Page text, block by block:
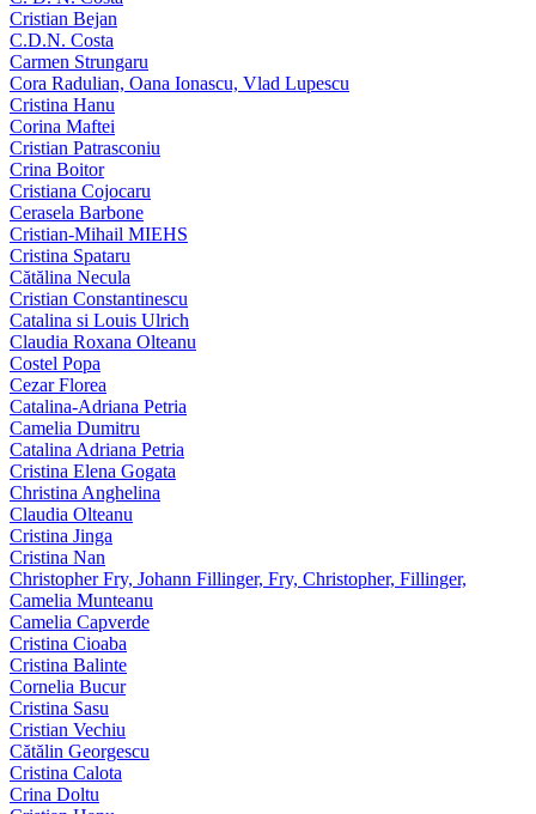
Cristian Bejan
C.D.N. Costa
Carmen Strungaru
Cora Radulian, Oana Ionascu, Vlad Lupescu
Cristina Hanu
Corina Maftei
Cristian Patrasconiu
Crina Boitor
Cristiana Cojocaru
Cerasela Barbone
Cristian-Mihail MIEHS
Cristina Spataru
Cătălina Necula
Cristian Constantinescu
Catalina si Louis Ulrich
Claudia Roxana Olteanu
Costel Popa
Cezar Florea
Catalina-Adriana Petria
Camelia Dumitru
Catalina Adriana Petria
Cristina Elena Gogata
Christina Anghelina
Claudia Olteanu
Cristina Jinga
Cristina Nan
Christopher Fry, Johann Fillinger, Fry, Christopher, Fillinger,
Camelia Munteanu
Camelia Capverde
Cristina Cioaba
Cristina Balinte
Cornelia Bucur
Cristina Sasu
Cristian Vechiu
Cătălin Georgescu
Cristina Calota
Crina Doltu